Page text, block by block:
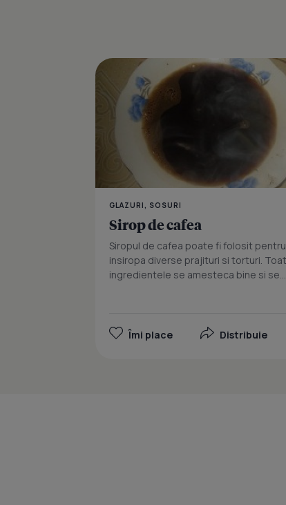
GLAZURI, SOSURI
Sirop de cafea
Siropul de cafea poate fi folosit
insiropa diverse prajituri si torturi.
ingredientele se amesteca bine si se...
Îmi place Distribuie